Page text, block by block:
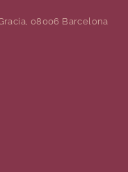
08006 Barcelona